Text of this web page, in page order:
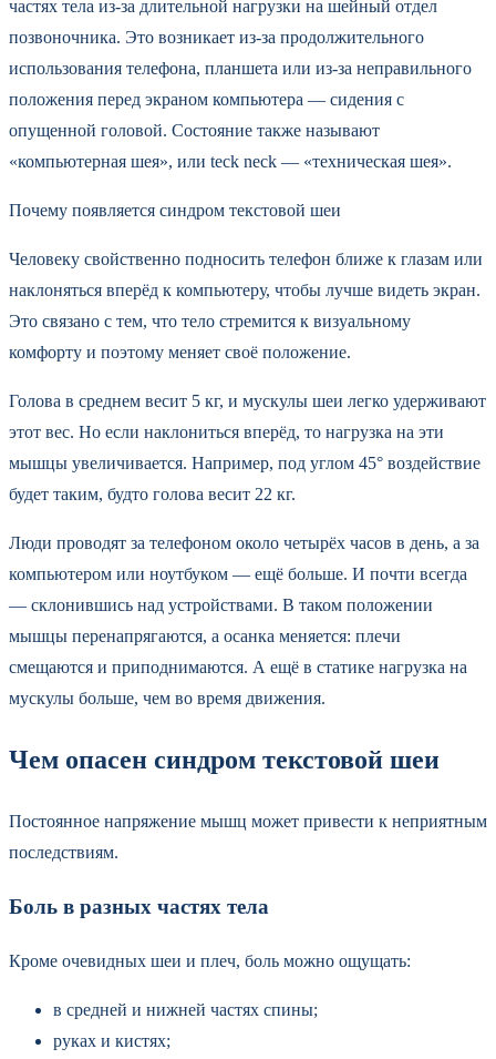
частях тела из-за длительной нагрузки на шейный отдел
позвоночника. Это возникает из-за продолжительного
использования телефона, планшета или из-за неправильного
положения перед экраном компьютера — сидения с
опущенной головой. Состояние также называют
«компьютерная шея», или teck neck — «техническая шея».
Почему появляется синдром текстовой шеи
Человеку свойственно подносить телефон ближе к глазам или
наклоняться вперёд к компьютеру, чтобы лучше видеть экран.
Это связано с тем, что тело стремится к визуальному
комфорту и поэтому меняет своё положение.
Голова в среднем весит 5 кг, и мускулы шеи легко удерживают
этот вес. Но если наклониться вперёд, то нагрузка на эти
мышцы увеличивается. Например, под углом 45° воздействие
будет таким, будто голова весит 22 кг.
Люди проводят за телефоном около четырёх часов в день, а за
компьютером или ноутбуком — ещё больше. И почти всегда
— склонившись над устройствами. В таком положении
мышцы перенапрягаются, а осанка меняется: плечи
смещаются и приподнимаются. А ещё в статике нагрузка на
мускулы больше, чем во время движения.
Чем опасен синдром текстовой шеи
Постоянное напряжение мышц может привести к неприятным
последствиям.
Боль в разных частях тела
Кроме очевидных шеи и плеч, боль можно ощущать:
в средней и нижней частях спины;
руках и кистях;